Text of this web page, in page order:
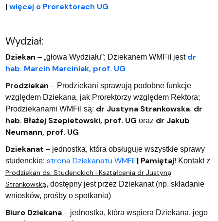
|więcej o Prorektorach UG
Wydział:
Dziekan – „głowa Wydziału”; Dziekanem WMFiI jest dr
hab. Marcin Marciniak, prof. UG
Prodziekan – Prodziekani sprawują podobne funkcje
względem Dziekana, jak Prorektorzy względem Rektora;
Prodziekanami WMFiI są: dr Justyna Strankowska, dr
hab. Błażej Szepietowski, prof. UG oraz dr Jakub
Neumann, prof. UG
Dziekanat – jednostka, która obsługuje wszystkie sprawy
studenckie; strona Dziekanatu WMFiI | Pamiętaj!Kontakt z
Prodziekan ds. Studenckich i Kształcenia dr Justyną
Strankowską, dostępny jest przez Dziekanat (np. składanie
wniosków, prośby o spotkania)
Biuro Dziekana – jednostka, która wspiera Dziekana, jego